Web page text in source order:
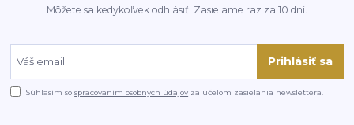
Môžete sa kedykoľvek odhlásiť. Zasielame raz za 10 dní.
Prihlásiť sa
Súhlasím sospracovaním osobných údajov za účelom zasielania newslettera.